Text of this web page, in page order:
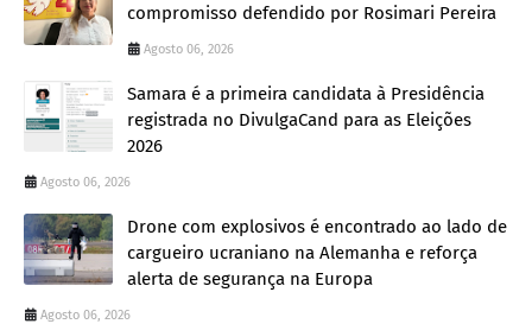
compromisso defendido por Rosimari Pereira
Agosto 06, 2026
Samara é a primeira candidata à Presidência
registrada no DivulgaCand para as Eleições
2026
Agosto 06, 2026
Drone com explosivos é encontrado ao lado de
cargueiro ucraniano na Alemanha e reforça
alerta de segurança na Europa
Agosto 06, 2026